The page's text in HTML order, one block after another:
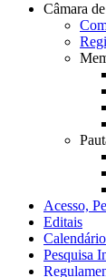
Câmara
Acesso,
Editais
Pesquisa